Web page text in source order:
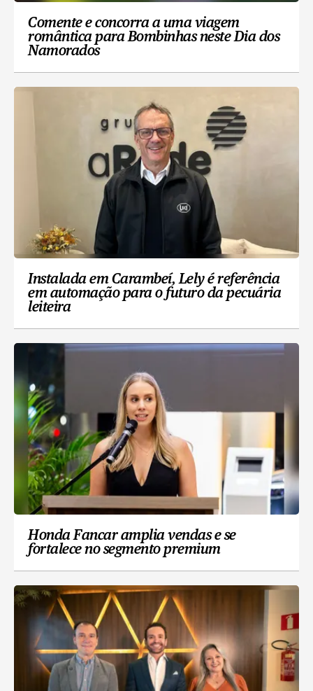
Comente e concorra a uma viagem
romântica para Bombinhas neste Dia dos
Namorados
Instalada em Carambeí, Lely é referência
em automação para o futuro da pecuária
leiteira
Honda Fancar amplia vendas e se
fortalece no segmento premium